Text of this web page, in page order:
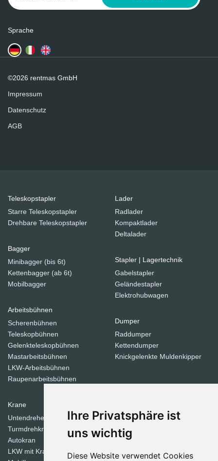
Ihre Privatsphäre ist
uns wichtig
Diese Website verwendet Cookies
Sprache
Teleskopstapler
Starre Teleskopstapler
Drehbare Teleskopstapler
Bagger
Minibagger (bis 6t)
Kettenbagger (ab 6t)
Mobilbagger
Arbeitsbühnen
Scherenbühnen
Teleskopbühnen
Gelenkteleskopbühnen
Mastarbeitsbühnen
LKW-Arbeitsbühnen
Raupenarbeitsbühnen
Lader
Radlader
Kompaktlader
Deltalader
Stapler | Lagertechnik
Gabelstapler
Geländestapler
Elektrohubwagen
Dumper
Raddumper
Kettendumper
Knickgelenkte Muldenkipper
Krane
Untendreherkrane
Turmdrehkrane
Autokran
LKW mit Kran
Walzen
Tandemwalzen
Stampfer
©2026 rentmas GmbH
Impressum
Datenschutz
AGB